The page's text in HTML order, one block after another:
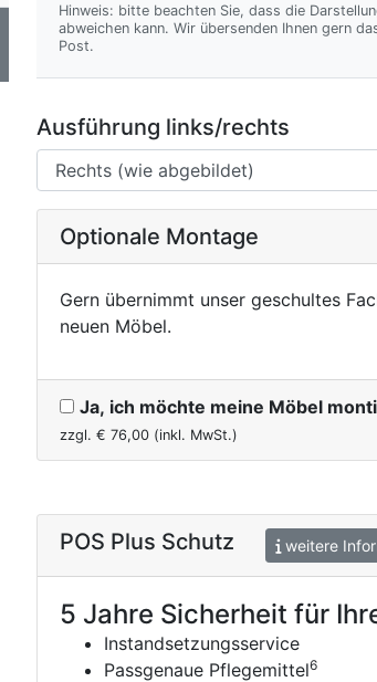
Hinweis: bitte beachten Sie, dass die
abweichen kann. Wir übersenden Ihnen gern das gewünschte Originalmuster per
Post.
Ausführung links/rechts
Optionale Montage
Gern übernimmt unser geschultes
neuen Möbel.
Ja, ich möchte meine Möbel
zzgl. € 76,00 (inkl. MwSt.)
POS Plus Schutz weitere
5 Jahre Sicherheit für
Instandsetzungsservice
Passgenaue Pflegemittel6